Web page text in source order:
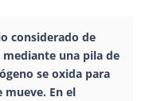
considerado de
una pila de
se oxida para
En el